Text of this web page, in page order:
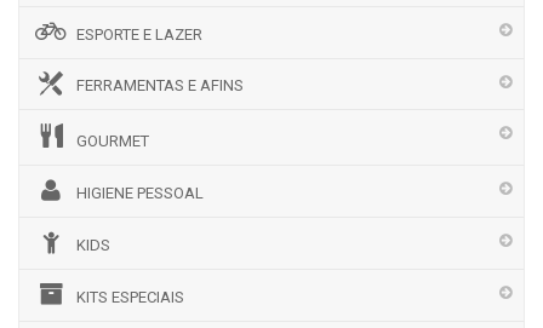
ESPORTE E LAZER
FERRAMENTAS E AFINS
GOURMET
HIGIENE PESSOAL
KIDS
KITS ESPECIAIS